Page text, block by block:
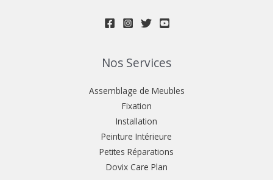
Nos Services
Assemblage de Meubles
Fixation
Installation
Peinture Intérieure
Petites Réparations
Dovix Care Plan